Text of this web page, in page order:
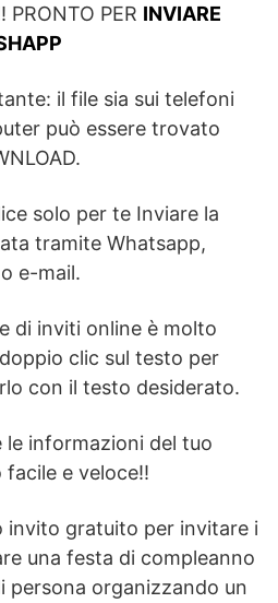
PER INVIARE
il file sia sui telefoni
può essere trovato
solo per te Inviare la
tramite Whatsapp,
e-mail.
di inviti online è molto
clic sul testo per
con il testo desiderato.
le informazioni del tuo
e veloce!!
invito gratuito per invitare i
una festa di compleanno
persona organizzando un